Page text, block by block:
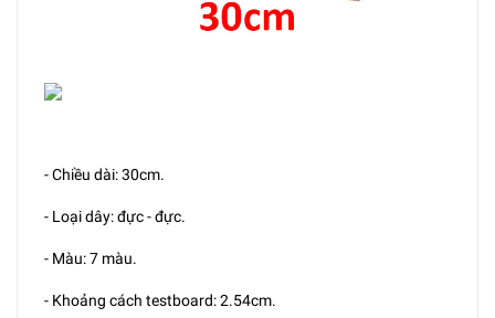
- Chiều dài: 30cm.
- Loại dây: đực - đực.
- Màu: 7 màu.
- Khoảng cách testboard: 2.54cm.